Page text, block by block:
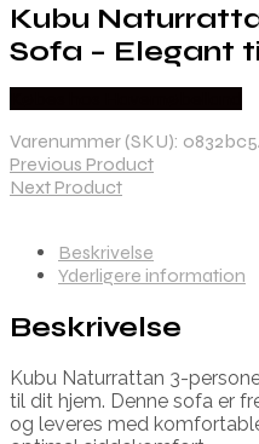
Kubu
Sofa – Elegant
Varenummer (SKU):
Previous Product
Next Product
Beskrivelse
Yderligere information
Beskrivelse
Kubu Naturrattan 3-
til dit hjem. Denne sofa er
og leveres med